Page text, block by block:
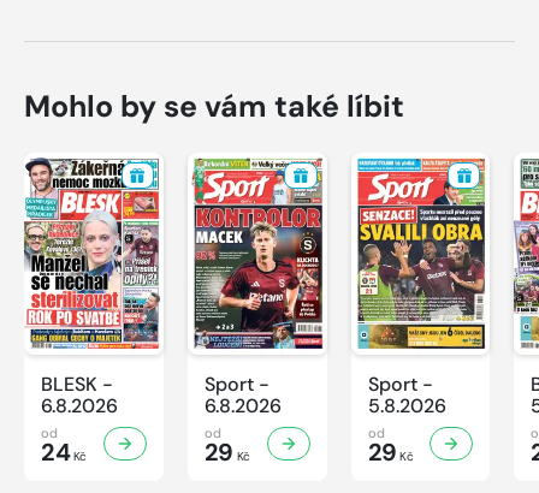
Mohlo by se vám také líbit
BLESK -
6.8.2026
od
24Kč
Sport -
6.8.2026
od
29 Kč
Sport -
5.8.2026
od
29 Kč